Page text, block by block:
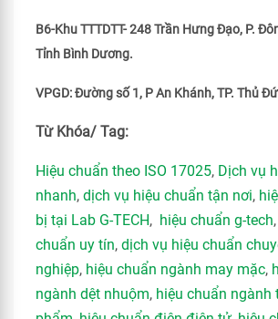
B6-Khu TTTDTT- 248 Trần Hưng Đạo, P.
Tỉnh Bình Dương.
VPGD: Đường số 1, P An Khánh, TP. Thủ
Từ Khóa/ Tag:
Hiệu chuẩn theo ISO 17025, Dịch vụ
nhanh, dịch vụ hiệu chuẩn tận nơi,
bị tại Lab G-TECH, hiệu chuẩn g-tech,
chuẩn uy tín, dịch vụ hiệu chuẩn
nghiệp, hiệu chuẩn ngành may mặc,
ngành dệt nhuộm, hiệu chuẩn ngành